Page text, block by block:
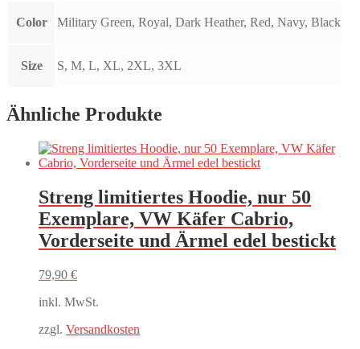
Color Military Green, Royal, Dark Heather, Red, Navy, Black
Size S, M, L, XL, 2XL, 3XL
Ähnliche Produkte
Streng limitiertes Hoodie, nur 50
Exemplare, VW Käfer Cabrio,
Vorderseite und Ärmel edel bestickt
79,90 €
inkl. MwSt.
zzgl. Versandkosten